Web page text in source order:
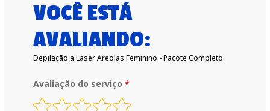
VOCÊ ESTÁ
AVALIANDO:
Depilação a Laser Aréolas Feminino - Pacote Completo
Avaliação do serviço *